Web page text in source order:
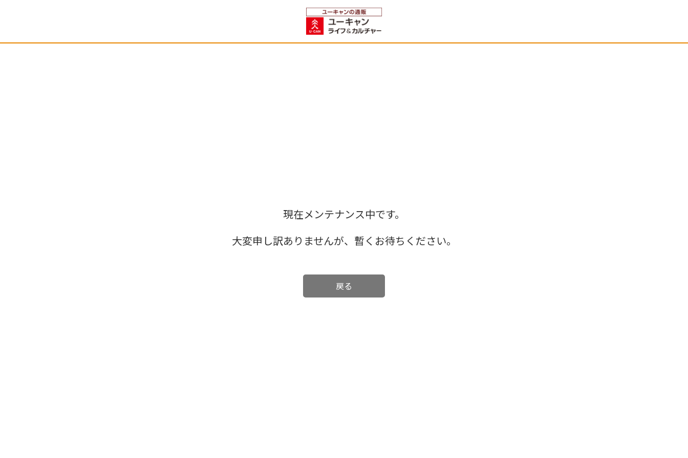
現在メンテナンス中です。
大変申し訳ありませんが、暫くお待ちください。
戻る